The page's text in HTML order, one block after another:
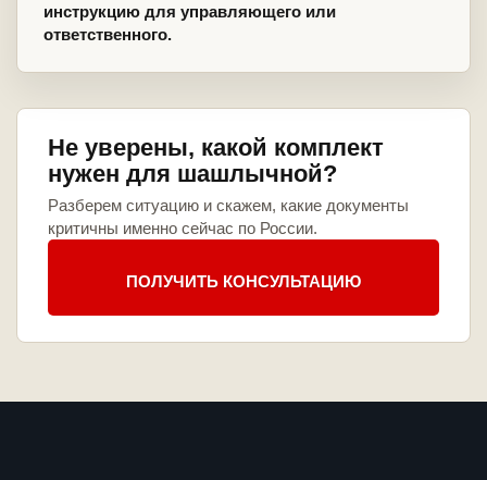
инструкцию для управляющего или
ответственного.
Не уверены, какой комплект
нужен для шашлычной?
Разберем ситуацию и скажем, какие документы
критичны именно сейчас по России.
ПОЛУЧИТЬ КОНСУЛЬТАЦИЮ